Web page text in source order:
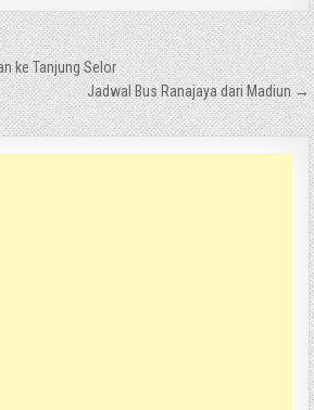
ke Tanjung Selor
Jadwal Bus Ranajaya dari Madiun →